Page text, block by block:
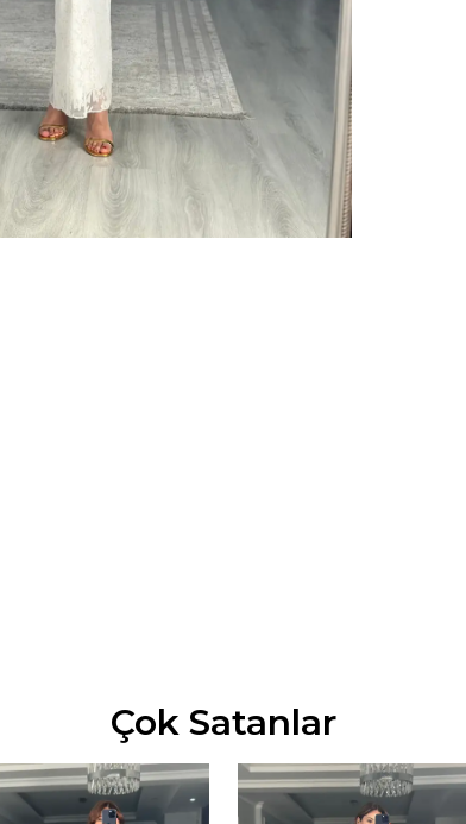
Çok Satanlar